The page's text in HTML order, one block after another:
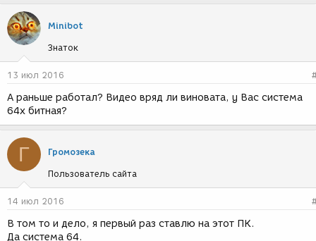
Minibot
Знаток
13 июл 2016
А раньше работал? Видео вряд ли виновата, у Вас система
64х битная?
Г Громозека
Пользователь сайта
14 июл 2016
В том то и дело, я первый раз ставлю на этот ПК.
Да система 64.